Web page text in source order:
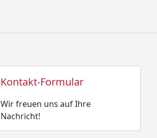
Kontakt-Formular
Wir freuen uns auf Ihre
Nachricht!